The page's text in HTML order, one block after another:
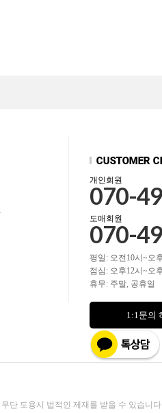
개인회원
070-
도매회원
070-
평일: 오전10시~오
점심: 오후12시~오
휴무: 주말, 공휴일
1:1문의
단 도용시 법적인 제재를 받을 수 있습니다.